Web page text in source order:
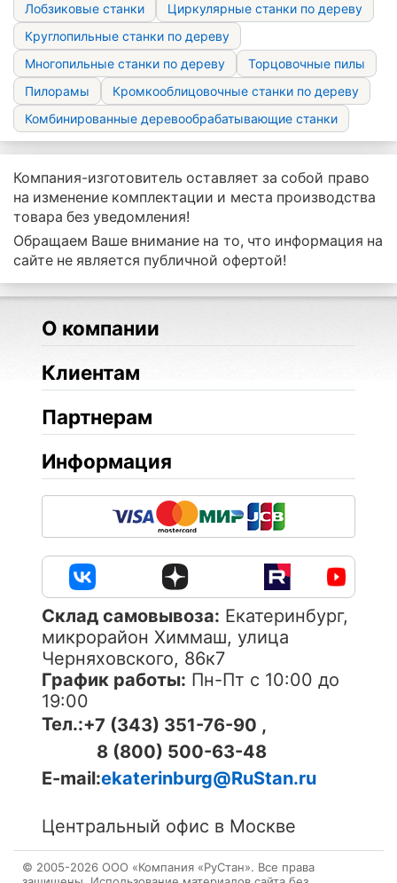
Лобзиковые станки
Циркулярные станки по дереву
Круглопильные станки по дереву
Многопильные станки по дереву
Торцовочные пилы
Пилорамы
Кромкооблицовочные станки по дереву
Комбинированные деревообрабатывающие станки
Компания-изготовитель оставляет за собой право
на изменение комплектации и места производства
товара без уведомления!
Обращаем Ваше внимание на то, что информация на
сайте не является публичной офертой!
О компании
Клиентам
Партнерам
Информация
Cклад самовывоза: Екатеринбург,
микрорайон Химмаш, улица
Черняховского, 86к7
График работы: Пн-Пт с 10:00 до
19:00
Тел.:+7 (343) 351-76-90 ,
8 (800) 500-63-48
E-mail:ekaterinburg@RuStan.ru
Центральный офис в Москве
© 2005-2026 ОOО «Компания «РуСтан». Все права